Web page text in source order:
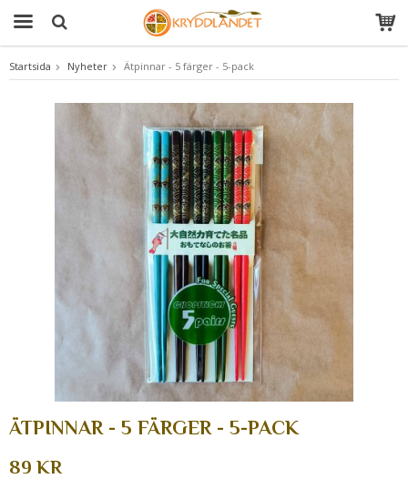
Produkten har blivit tillagd i varukorgen
Startsida Nyheter Ätpinnar - 5 färger - 5-pack
ÄTPINNAR - 5 FÄRGER - 5-PACK
89 KR